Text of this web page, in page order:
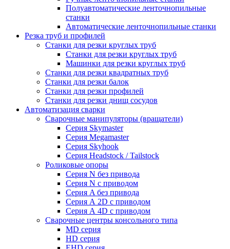
Полуавтоматические ленточнопильные
станки
Автоматические ленточнопильные станки
Резка труб и профилей
Станки для резки круглых труб
Станки для резки круглых труб
Машинки для резки круглых труб
Станки для резки квадратных труб
Станки для резки балок
Станки для резки профилей
Станки для резки днищ сосудов
Автоматизация сварки
Сварочные манипуляторы (вращатели)
Серия Skymaster
Серия Megamaster
Серия Skyhook
Серия Headstock / Tailstock
Роликовые опоры
Серия N без привода
Серия N с приводом
Серия A без привода
Серия А 2D с приводом
Серия А 4D с приводом
Сварочные центры консольного типа
MD серия
HD серия